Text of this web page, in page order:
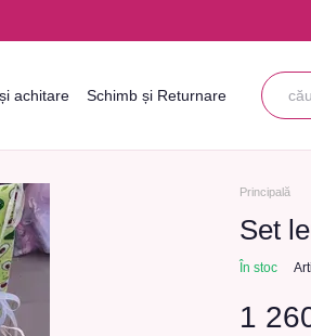
achitare
Schimb și Returnare
Principală
Set
În stoc
1